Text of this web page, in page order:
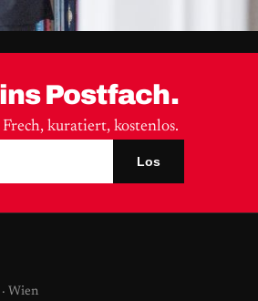
Postfach.
kuratiert, kostenlos.
Los
Wien